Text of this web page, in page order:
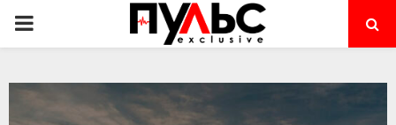
PRIMARY